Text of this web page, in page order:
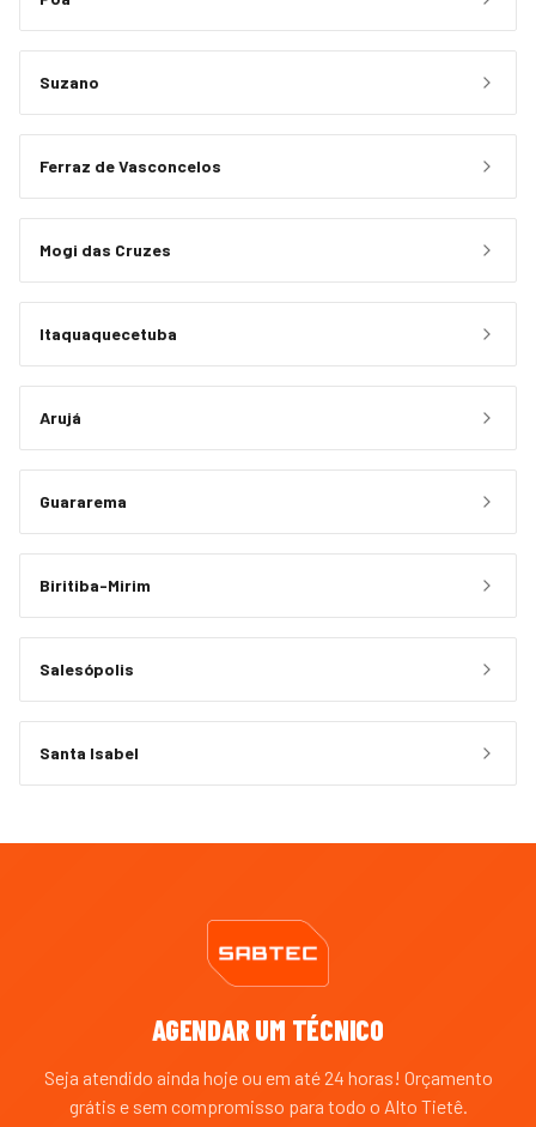
Suzano
Ferraz de Vasconcelos
Mogi das Cruzes
Itaquaquecetuba
Arujá
Guararema
Biritiba-Mirim
Salesópolis
Santa Isabel
AGENDAR UM TÉCNICO
Seja atendido ainda hoje ou em até 24 horas! Orçamento
grátis e sem compromisso para todo o Alto Tietê.